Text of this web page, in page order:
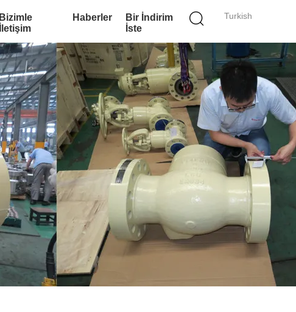
Turkish
Bizimle
İletişim
Haberler
Bir İndirim
İste